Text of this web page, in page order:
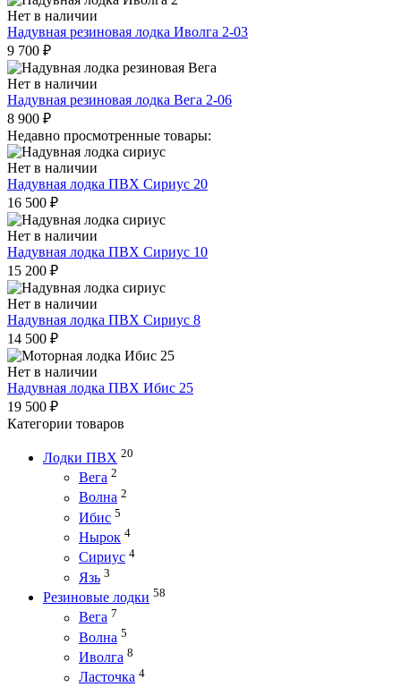
Нет в наличии
Надувная резиновая лодка Иволга 2-03
9 700 ₽
Нет в наличии
Надувная резиновая лодка Вега 2-06
8 900 ₽
Недавно просмотренные товары:
Нет в наличии
Надувная лодка ПВХ Сириус 20
16 500 ₽
Нет в наличии
Надувная лодка ПВХ Сириус 10
15 200 ₽
Нет в наличии
Надувная лодка ПВХ Сириус 8
14 500 ₽
Нет в наличии
Надувная лодка ПВХ Ибис 25
19 500 ₽
Категории товаров
Лодки ПВХ 20
Вега 2
Волна 2
Ибис 5
Нырок 4
Сириус 4
Язь 3
Резиновые лодки 58
Вега 7
Волна 5
Иволга 8
Ласточка 4